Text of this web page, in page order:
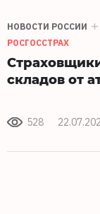
НОВОСТИ РОССИИ
РОСГОССТРАХ
складов от
528